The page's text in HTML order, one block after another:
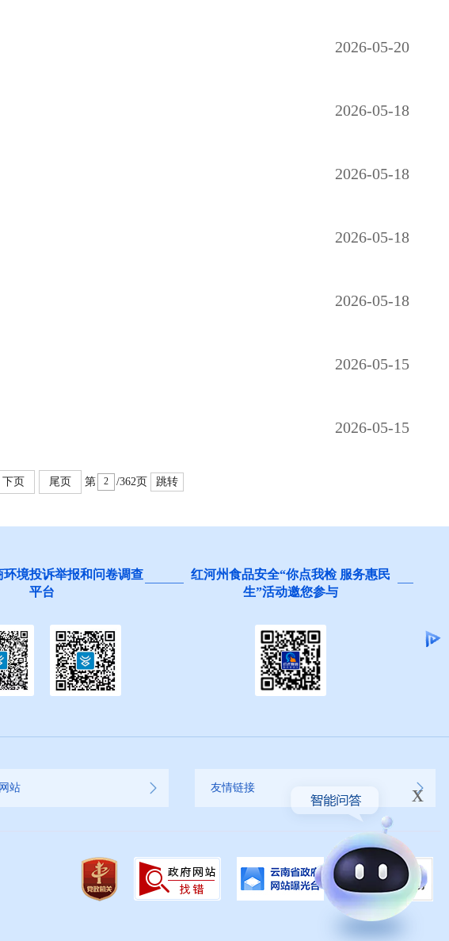
2026-05-20
2026-05-18
2026-05-18
2026-05-18
2026-05-18
2026-05-15
2026-05-15
下页 尾页 第 /362页 跳转
品安全“你点我检 服务惠民
生”活动邀您参与
阻碍民营经济发展壮大问题线索征
集
站 友情链接 x